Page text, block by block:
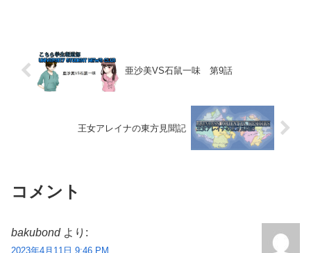
亜沙美VS石鼠一味 第9話
王女アレイナの東方見聞記
コメント
bakubond より:
2023年4月11日 9:46 PM